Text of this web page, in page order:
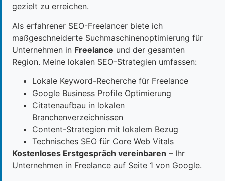
gezielt zu erreichen.
Als erfahrener SEO-Freelancer biete ich
maßgeschneiderte Suchmaschinenoptimierung für
Unternehmen in Freelance und der gesamten
Region. Meine lokalen SEO-Strategien umfassen:
Lokale Keyword-Recherche für Freelance
Google Business Profile Optimierung
Citatenaufbau in lokalen
Branchenverzeichnissen
Content-Strategien mit lokalem Bezug
Technisches SEO für Core Web Vitals
Kostenloses Erstgespräch vereinbaren – Ihr
Unternehmen in Freelance auf Seite 1 von Google.